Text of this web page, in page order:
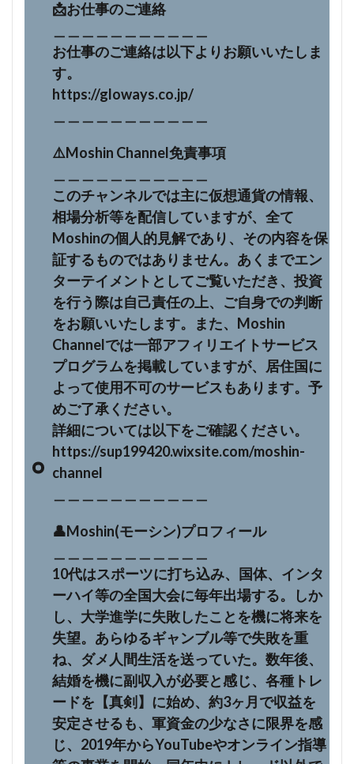
📩お仕事のご連絡
お仕事のご連絡は以下よりお願いいたしま
す。
https://gloways.co.jp/
⚠️Moshin Channel免責事項
このチャンネルでは主に仮想通貨の情報、
相場分析等を配信していますが、全て
Moshinの個人的見解であり、その内容を保
証するものではありません。あくまでエン
ターテイメントとしてご覧いただき、投資
を行う際は自己責任の上、ご自身での判断
をお願いいたします。また、Moshin
Channelでは一部アフィリエイトサービス
プログラムを掲載していますが、居住国に
よって使用不可のサービスもあります。予
めご了承ください。
詳細については以下をご確認ください。
https://sup199420.wixsite.com/moshin-
channel
👤Moshin(モーシン)プロフィール
10代はスポーツに打ち込み、国体、インタ
ーハイ等の全国大会に毎年出場する。しか
し、大学進学に失敗したことを機に将来を
失望。あらゆるギャンブル等で失敗を重
ね、ダメ人間生活を送っていた。数年後、
結婚を機に副収入が必要と感じ、各種トレ
ードを【真剣】に始め、約3ヶ月で収益を
安定させるも、軍資金の少なさに限界を感
じ、2019年からYouTubeやオンライン指導